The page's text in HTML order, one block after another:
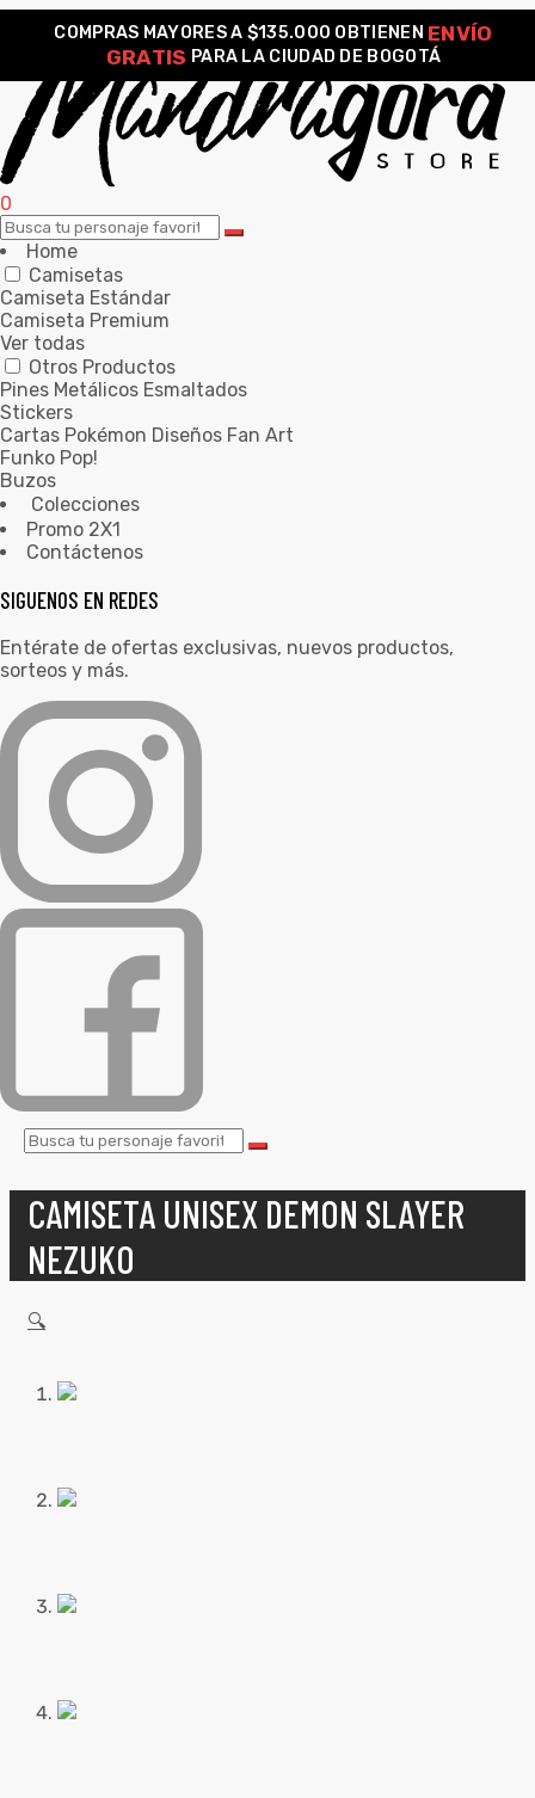
COMPRAS MAYORES A $135.000 OBTIENEN ENVÍO
GRATIS PARA LA CIUDAD DE BOGOTÁ
0
Home
Camisetas
Camiseta Estándar
Camiseta Premium
Ver todas
Otros Productos
Pines Metálicos Esmaltados
Stickers
Cartas Pokémon Diseños Fan Art
Funko Pop!
Buzos
Colecciones
Promo 2X1
Contáctenos
SIGUENOS EN REDES
Entérate de ofertas exclusivas, nuevos productos,
sorteos y más.
CAMISETA UNISEX DEMON SLAYER
NEZUKO
🔍